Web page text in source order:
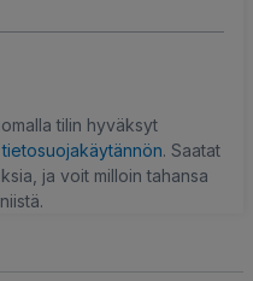
tilin hyväksyt
tietosuojakäytännön. Saatat
ja voit milloin tahansa